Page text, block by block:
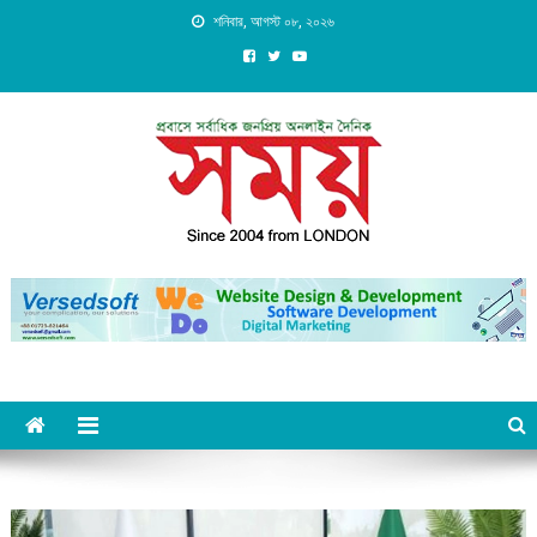
শনিবার, আগস্ট ০৮, ২০২৬
Daily Shomoy, Since 2004
from LONDON